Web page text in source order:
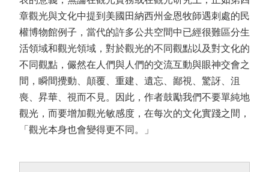
章觀光與文化中提到美國田納西州金恩牧師遇刺處的民
權博物館例子，當代的許多公共空間中已經很難區分生
活領域和觀光領域，對於觀光的不同觀點以及對文化的
不同觀點，儼然在人們與人們的交流互動與眼神交會之
間，瞬間攪動、顛覆、重建、遺忘、鄙視、驚訝、沮
喪、昇華、視而不見。因此，作者鼓勵我們不要單純地
觀光，而要增加觀光敏感度，在每次的文化實踐之間，
「觀光本身也會變得更不同。」